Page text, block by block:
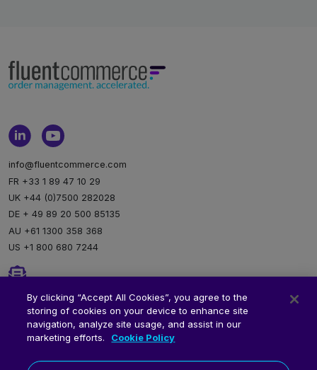
info@fluentcommerce.com
FR +33 1 89 47 10 29
UK +44 (0)7500 282028
DE + 49 89 20 500 85135
AU +61 1300 358 368
US +1 800 680 7244
Newsletter
Inscription à notre newsletter
By clicking “Accept All Cookies”, you agree to the
storing of cookies on your device to enhance site
navigation, analyze site usage, and assist in our
marketing efforts.
Cookie Policy